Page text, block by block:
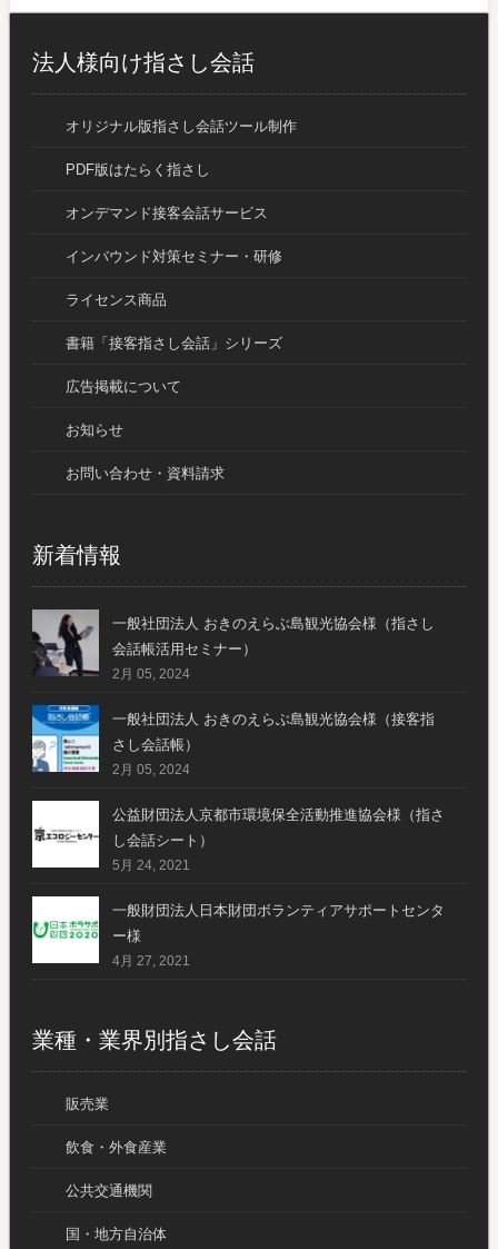
法人様向け指さし会話
オリジナル版指さし会話ツール制作
PDF版はたらく指さし
オンデマンド接客会話サービス
インバウンド対策セミナー・研修
ライセンス商品
書籍「接客指さし会話」シリーズ
広告掲載について
お知らせ
お問い合わせ・資料請求
新着情報
一般社団法人 おきのえらぶ島観光協会様（指さし
会話帳活用セミナー）
2月 05, 2024
一般社団法人 おきのえらぶ島観光協会様（接客指
さし会話帳）
2月 05, 2024
公益財団法人京都市環境保全活動推進協会様（指さ
し会話シート）
5月 24, 2021
一般財団法人日本財団ボランティアサポートセンタ
ー様
4月 27, 2021
業種・業界別指さし会話
販売業
飲食・外食産業
公共交通機関
国・地方自治体